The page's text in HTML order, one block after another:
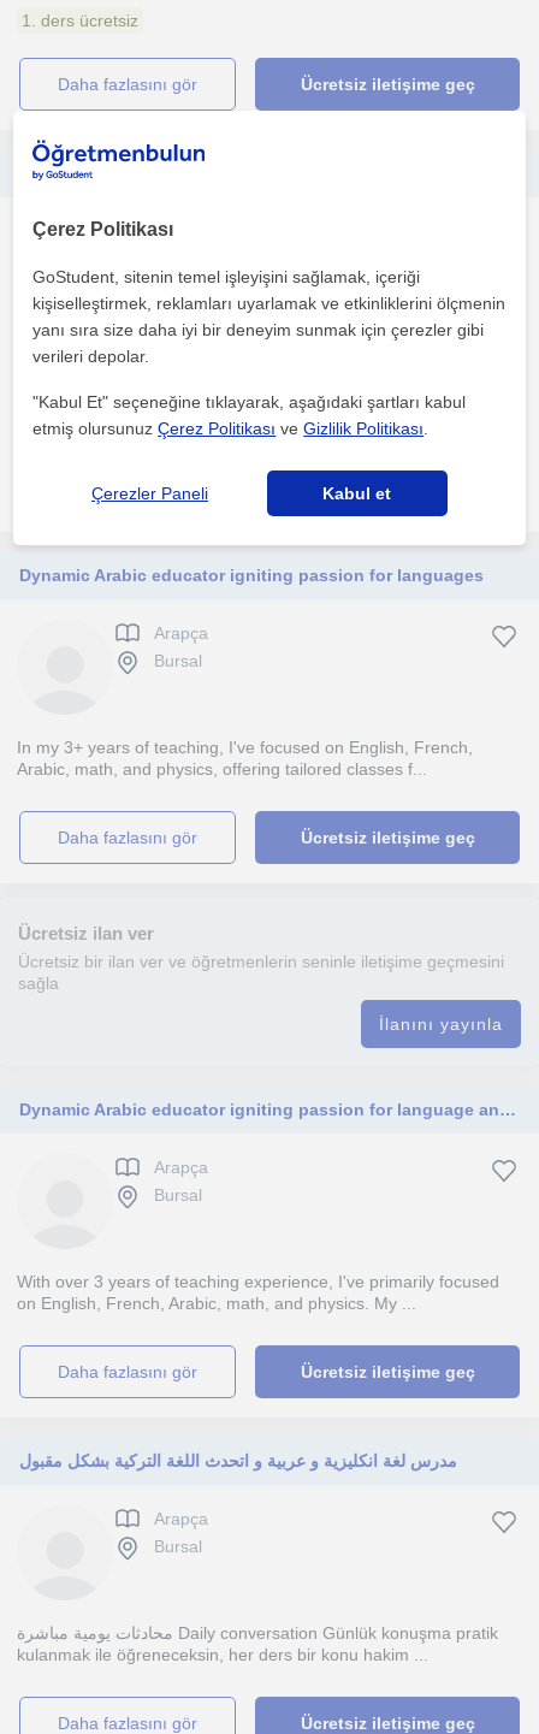
1. ders ücretsiz
daha fazlasını gör Ücretsiz iletişime geç
Arapça
Arapça diline ve farklı lehçelere ilgilenenlere bire bir ders vermek
beni mutlu eder. Dersimizde herkes konuşacak, ...
1. ders ücretsiz
daha fazlasını gör Ücretsiz iletişime geç
Dynamic Arabic educator igniting passion for languages
Arapça
Bursal
In my 3+ years of teaching, I've focused on English, French,
Arabic, math, and physics, offering tailored classes f...
daha fazlasını gör Ücretsiz iletişime geç
Ücretsiz ilan ver
Ücretsiz bir ilan ver ve öğretmenlerin seninle iletişime geçmesini
sağla
İlanını yayınla
Dynamic Arabic educator igniting passion for language and culture.
Arapça
Bursal
With over 3 years of teaching experience, I've primarily focused
on English, French, Arabic, math, and physics. My ...
daha fazlasını gör Ücretsiz iletişime geç
مدرس لغة انكليزية و عربية و اتحدث اللغة التركية بشكل مقبول
Arapça
Bursal
محادثات يومية مباشرة Daily conversation Günlük konuşma pratik
kulanmak ile öğreneceksin, her ders bir konu hakim ...
daha fazlasını gör Ücretsiz iletişime geç
Çerez Politikası
GoStudent, sitenin temel işleyişini sağlamak, içeriği
kişiselleştirmek, reklamları uyarlamak ve etkinliklerini ölçmenin
yanı sıra size daha iyi bir deneyim sunmak için çerezler gibi
verileri depolar.
"Kabul Et" seçeneğine tıklayarak, aşağıdaki şartları kabul
etmiş olursunuzÇerez Politikası veGizlilik Politikası
Çerezler Paneli Kabul et